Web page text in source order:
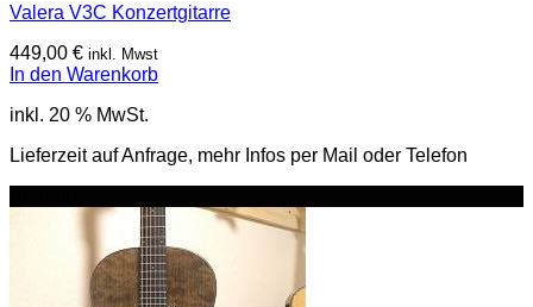
Valera V3C Konzertgitarre
449,00 € inkl. Mwst
In den Warenkorb
inkl. 20 % MwSt.
Lieferzeit auf Anfrage, mehr Infos per Mail oder Telefon